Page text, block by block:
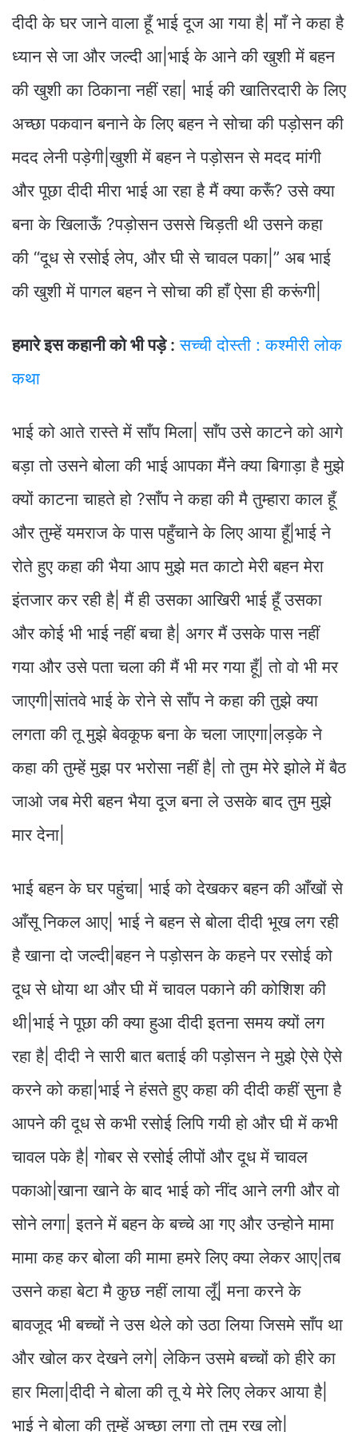
दीदी के घर जाने वाला हूँ भाई दूज आ गया है| माँ ने कहा है
ध्यान से जा और जल्दी आ|भाई के आने की खुशी में बहन
की खुशी का ठिकाना नहीं रहा| भाई की खातिरदारी के लिए
अच्छा पकवान बनाने के लिए बहन ने सोचा की पड़ोसन की
मदद लेनी पड़ेगी|खुशी में बहन ने पड़ोसन से मदद मांगी
और पूछा दीदी मीरा भाई आ रहा है मैं क्या करूँ? उसे क्या
बना के खिलाऊँ ?पड़ोसन उससे चिड़ती थी उसने कहा
की “दूध से रसोई लेप, और घी से चावल पका|” अब भाई
की खुशी में पागल बहन ने सोचा की हाँ ऐसा ही करूंगी|
हमारे इस कहानी को भी पड़े : सच्ची दोस्ती : कश्मीरी लोक
कथा
भाई को आते रास्ते में साँप मिला| साँप उसे काटने को आगे
बड़ा तो उसने बोला की भाई आपका मैंने क्या बिगाड़ा है मुझे
क्यों काटना चाहते हो ?साँप ने कहा की मै तुम्हारा काल हूँ
और तुम्हें यमराज के पास पहुँचाने के लिए आया हूँ|भाई ने
रोते हुए कहा की भैया आप मुझे मत काटो मेरी बहन मेरा
इंतजार कर रही है| मैं ही उसका आखिरी भाई हूँ उसका
और कोई भी भाई नहीं बचा है| अगर मैं उसके पास नहीं
गया और उसे पता चला की मैं भी मर गया हूँ| तो वो भी मर
जाएगी|सांतवे भाई के रोने से साँप ने कहा की तुझे क्या
लगता की तू मुझे बेवकूफ बना के चला जाएगा|लड़के ने
कहा की तुम्हें मुझ पर भरोसा नहीं है| तो तुम मेरे झोले में बैठ
जाओ जब मेरी बहन भैया दूज बना ले उसके बाद तुम मुझे
मार देना|
भाई बहन के घर पहुंचा| भाई को देखकर बहन की आँखों से
आँसू निकल आए| भाई ने बहन से बोला दीदी भूख लग रही
है खाना दो जल्दी|बहन ने पड़ोसन के कहने पर रसोई को
दूध से धोया था और घी में चावल पकाने की कोशिश की
थी|भाई ने पूछा की क्या हुआ दीदी इतना समय क्यों लग
रहा है| दीदी ने सारी बात बताई की पड़ोसन ने मुझे ऐसे ऐसे
करने को कहा|भाई ने हंसते हुए कहा की दीदी कहीं सुना है
आपने की दूध से कभी रसोई लिपि गयी हो और घी में कभी
चावल पके है| गोबर से रसोई लीपों और दूध में चावल
पकाओ|खाना खाने के बाद भाई को नींद आने लगी और वो
सोने लगा| इतने में बहन के बच्चे आ गए और उन्होने मामा
मामा कह कर बोला की मामा हमरे लिए क्या लेकर आए|तब
उसने कहा बेटा मै कुछ नहीं लाया लूँ| मना करने के
बावजूद भी बच्चों ने उस थेले को उठा लिया जिसमे साँप था
और खोल कर देखने लगे| लेकिन उसमे बच्चों को हीरे का
हार मिला|दीदी ने बोला की तू ये मेरे लिए लेकर आया है|
भाई ने बोला की तुम्हें अच्छा लगा तो तुम रख लो|